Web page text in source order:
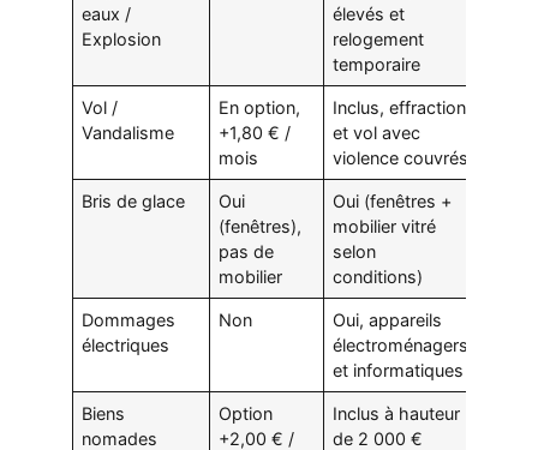
eaux /
Explosion
élevés et
relogement
temporaire
Vol /
Vandalisme
En option,
+1,80 € /
mois
Inclus, effraction
et vol avec
violence couvrés
Bris de glace
Oui
(fenêtres),
pas de
mobilier
Oui (fenêtres +
mobilier vitré
selon
conditions)
Dommages
électriques
Non
Oui, appareils
électroménagers
et informatiques
Biens
nomades
Option
+2,00 € /
Inclus à hauteur
de 2 000 €